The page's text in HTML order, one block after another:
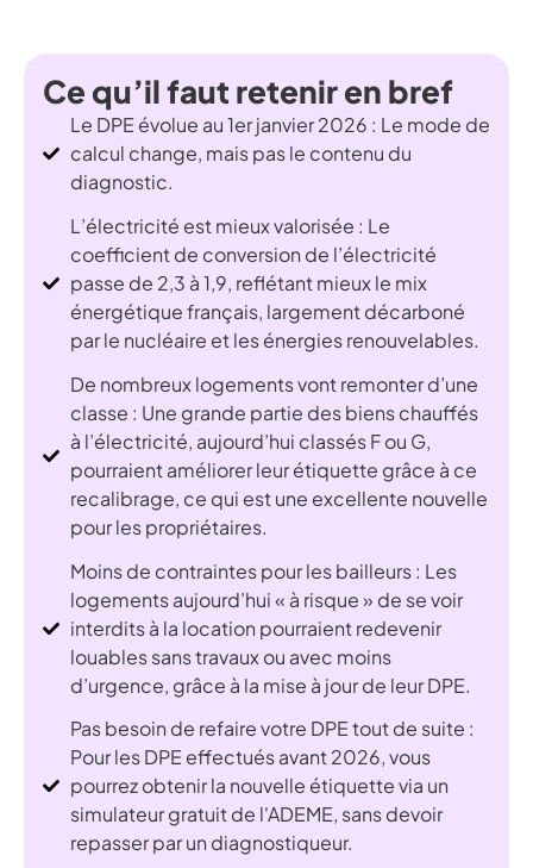
Ce qu’il faut retenir en bref
Le DPE évolue au 1er janvier 2026 : Le mode de
calcul change, mais pas le contenu du
diagnostic.
L’électricité est mieux valorisée : Le
coefficient de conversion de l’électricité
passe de 2,3 à 1,9, reflétant mieux le mix
énergétique français, largement décarboné
par le nucléaire et les énergies renouvelables.
De nombreux logements vont remonter d’une
classe : Une grande partie des biens chauffés
à l’électricité, aujourd’hui classés F ou G,
pourraient améliorer leur étiquette grâce à ce
recalibrage, ce qui est une excellente nouvelle
pour les propriétaires.
Moins de contraintes pour les bailleurs : Les
logements aujourd’hui « à risque » de se voir
interdits à la location pourraient redevenir
louables sans travaux ou avec moins
d’urgence, grâce à la mise à jour de leur DPE.
Pas besoin de refaire votre DPE tout de suite :
Pour les DPE effectués avant 2026, vous
pourrez obtenir la nouvelle étiquette via un
simulateur gratuit de l'ADEME, sans devoir
repasser par un diagnostiqueur.